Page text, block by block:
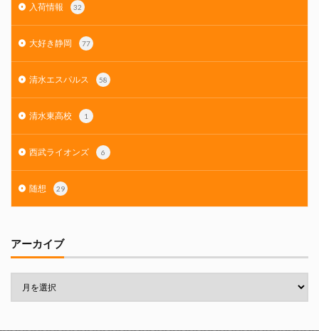
入荷情報 32
大好き静岡 77
清水エスパルス 58
清水東高校 1
西武ライオンズ 6
随想 29
アーカイブ